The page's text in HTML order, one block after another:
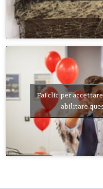
Fai clic per
abilitare